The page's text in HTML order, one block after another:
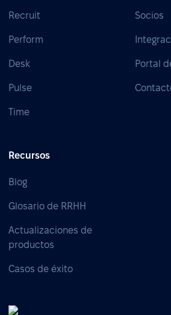
Recruit
Perform
Desk
Pulse
Time
Socios
Portal
Recursos
Blog
Glosario de RRHH
Actualizaciones de
productos
Casos de éxito